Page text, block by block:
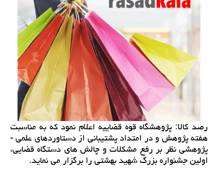
رصد كالا: پژوهشگاه قوه قضاییه اعلام نمود كه به مناسبت
هفته پژوهش و در امتداد پشتیبانی از دستاوردهای علمی -
پژوهشی نظر بر رفع مشكلات و چالش های دستگاه قضایی،
اولین جشنواره بزرگ شهید بهشتی را برگزار می نماید.